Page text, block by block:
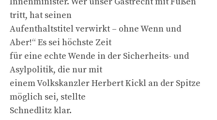
tritt, hat seinen
Aufenthaltstitel verwirkt – ohne Wenn und
Aber!“ Es sei höchste Zeit
für eine echte Wende in der Sicherheits- und
Asylpolitik, die nur mit
einem Volkskanzler Herbert Kickl an der Spitze
möglich sei, stellte
Schnedlitz klar.